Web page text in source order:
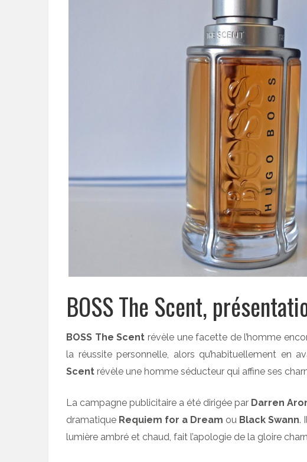
BOSS The Scent,
BOSS The Scent révèle une facette de l’homme
la réussite personnelle, alors qu’habituellement en
Scent révèle une homme séducteur qui affine ses
La campagne publicitaire a été dirigée par Darren
dramatique Requiem for a Dream ou Black Swann.
lumière ambré et chaud, fait l’apologie de la gloire